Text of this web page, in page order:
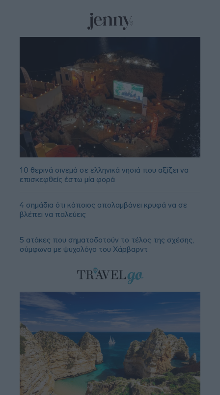
10 θερινά σινεμά σε ελληνικά νησιά που αξίζει να
επισκεφθείς έστω μία φορά
4 σημάδια ότι κάποιος απολαμβάνει κρυφά να σε
βλέπει να παλεύεις
5 ατάκες που σηματοδοτούν το τέλος της σχέσης,
σύμφωνα με ψυχολόγο του Χάρβαρντ